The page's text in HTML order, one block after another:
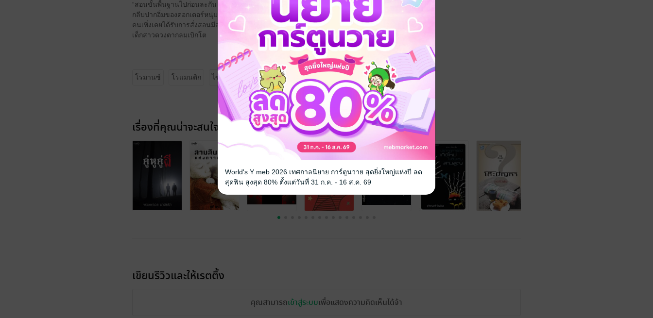
“สอนขั้นพื้นฐานไปก่อนละกัน นี่เรียกว่าจุมพิต”
กลีบปากอิ่มของดอกเตอร์หนุ่มหล่อจรดบางเบาบนเรียวปากบางของเด็กสาวเจ้าฉอเลาะ
คนเพิ่งเคยได้รับการสั่งสอนมีอาการงงงัน ตกตะลึง...
เด็กสาวดวงตากลมเบิกโต
โรมานซ์ โรแมนติก ไซไฟ รักต่างวัย เรื่องสั้น
เรื่องที่คุณน่าจะสนใจ
เขียนรีวิวและให้เรตติ้ง
คุณสามารถเข้าสู่ระบบเพื่อแสดงความคิดเห็นได้จ้า
World's Y meb 2026 เทศกาลนิยาย การ์ตูนวาย สุดยิ่งใหญ่แห่งปี ลด
สุดฟิน สูงสุด 80% ตั้งแต่วันที่ 31 ก.ค. - 16 ส.ค. 69